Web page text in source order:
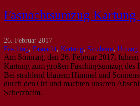
Fasnachtsumzug Kartung
26. Februar 2017
Fasching, Fasnacht, Kartung, Sinzheim, Umzug
Am Sonntag, den 26. Februar 2017,
Kartung zum großen Faschingsumzug des
Bei strahlend blauem Himmel und
durch den Ort und machten unseren
Scherzheim.